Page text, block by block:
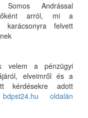
Somos Andrással
arról, mi a
karácsonyra felvett
velem a pénzügyi
elveimről és a
kérdésekre adott
bdpst24.hu oldalán